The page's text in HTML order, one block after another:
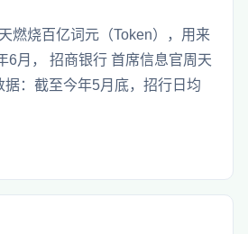
燃烧百亿词元（Token），用来
6月， 招商银行 首席信息官周天
据：截至今年5月底，招行日均